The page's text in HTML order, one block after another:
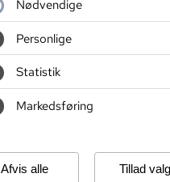
Mangler du et kursus?
Nødvendige
Personlige
Statistik
Markedsføring
Afvis alle Tillad